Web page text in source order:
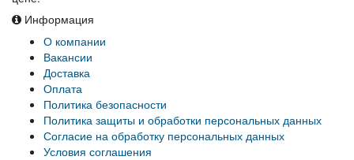
Информация
О компании
Вакансии
Доставка
Оплата
Политика безопасности
Политика защиты и обработки персональных данных
Согласие на обработку персональных данных
Условия соглашения